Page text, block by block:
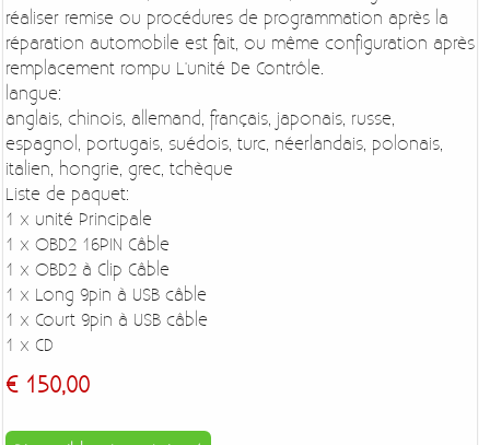
réaliser remise ou procédures de programmation après la
réparation automobile est fait, ou même configuration après
remplacement rompu L'unité De Contrôle.
langue:
anglais, chinois, allemand, français, japonais, russe,
espagnol, portugais, suédois, turc, néerlandais, polonais,
italien, hongrie, grec, tchèque
Liste de paquet:
1 x unité Principale
1 x OBD2 16PIN Câble
1 x OBD2 à Clip Câble
1 x Long 9pin à USB câble
1 x Court 9pin à USB câble
1 x CD
€ 150,00